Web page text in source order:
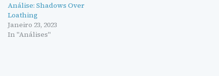
Análise: Shadows Over
Loathing
Janeiro 23, 2023
In "Análises"